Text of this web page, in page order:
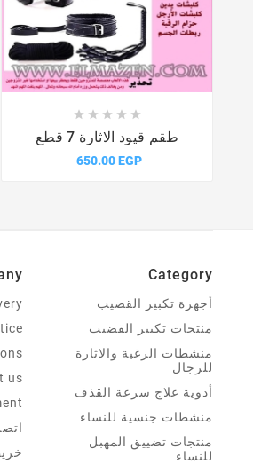

    
طقم قيود الاثارة 7 قطع
650.00 EGP
Category
أجهزة تكبير القضيب
منتجات تكبير القضيب
منشطات الرغبة والاثارة
للرجال
أدوية علاج سرعة القذف
منشطات جنسية للنساء
منتجات تضييق المهبل
للنساء
us